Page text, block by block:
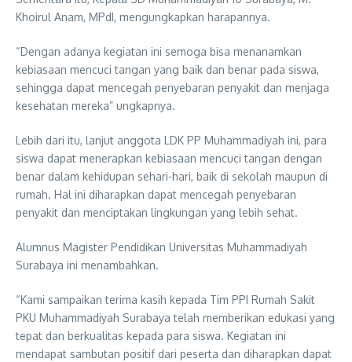
Khoirul Anam, MPdI, mengungkapkan harapannya.
“Dengan adanya kegiatan ini semoga bisa menanamkan
kebiasaan mencuci tangan yang baik dan benar pada siswa,
sehingga dapat mencegah penyebaran penyakit dan menjaga
kesehatan mereka” ungkapnya.
Lebih dari itu, lanjut anggota LDK PP Muhammadiyah ini, para
siswa dapat menerapkan kebiasaan mencuci tangan dengan
benar dalam kehidupan sehari-hari, baik di sekolah maupun di
rumah. Hal ini diharapkan dapat mencegah penyebaran
penyakit dan menciptakan lingkungan yang lebih sehat.
Alumnus Magister Pendidikan Universitas Muhammadiyah
Surabaya ini menambahkan.
“Kami sampaikan terima kasih kepada Tim PPI Rumah Sakit
PKU Muhammadiyah Surabaya telah memberikan edukasi yang
tepat dan berkualitas kepada para siswa. Kegiatan ini
mendapat sambutan positif dari peserta dan diharapkan dapat